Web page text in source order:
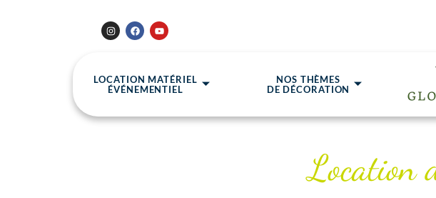
LOCATION MATÉRIEL
ÉVÉNEMENTIEL
NOS THÈMES
DE DÉCORATION
Location